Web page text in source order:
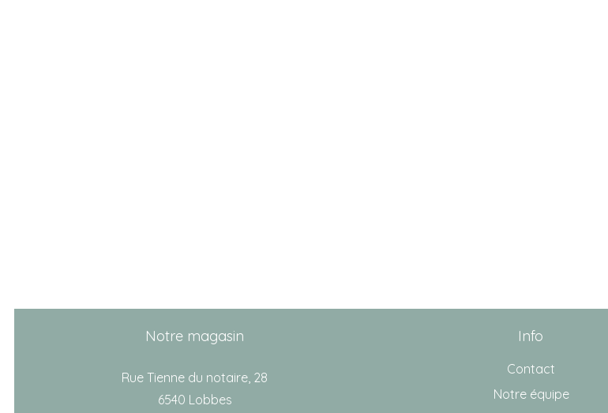
Notre magasin
Rue Tienne du notaire, 28
6540 Lobbes
Info
Contact
Notre équipe